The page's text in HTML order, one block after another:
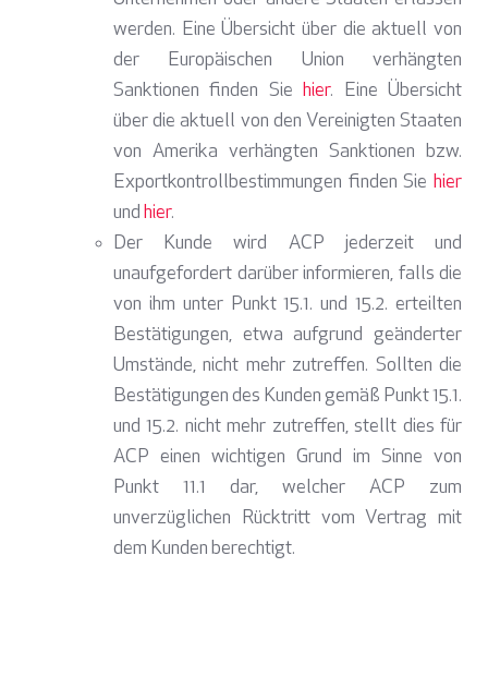
werden. Eine Übersicht über die aktuell von
der Europäischen Union verhängten
Sanktionen finden Siehier. Eine Übersicht
über die aktuell von den Vereinigten Staaten
von Amerika verhängten Sanktionen bzw.
Exportkontrollbestimmungen finden Sie hier
und hier.
Der Kunde wird ACP jederzeit und
unaufgefordert darüber informieren, falls die
von ihm unter Punkt 15.1. und 15.2. erteilten
Bestätigungen, etwa aufgrund geänderter
Umstände, nicht mehr zutreffen. Sollten die
Bestätigungen des Kunden gemäß Punkt 15.1.
und 15.2. nicht mehr zutreffen, stellt dies für
ACP einen wichtigen Grund im Sinne von
Punkt 11.1 dar, welcher ACP zum
unverzüglichen Rücktritt vom Vertrag mit
dem Kunden berechtigt.